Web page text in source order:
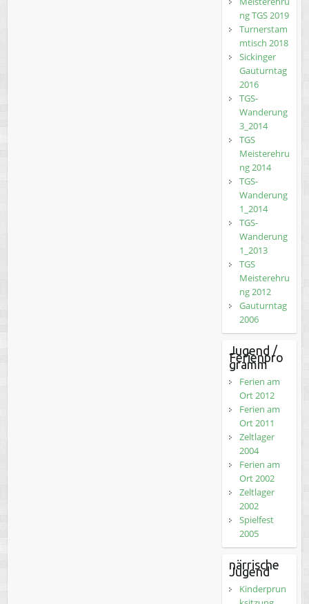
ng TGS 2019
Turnerstam
mtisch 2018
Sickinger
Gauturntag
2016
TGS-
Wanderung
3_2014
TGS
Meisterehru
ng 2014
TGS-
Wanderung
1_2014
TGS-
Wanderung
1_2013
TGS
Meisterehru
ng 2012
Gauturntag
2006
Jugend /
Ferienpro
gramm
Ferien am
Ort 2012
Ferien am
Ort 2011
Zeltlager
2004
Ferien am
Ort 2002
Zeltlager
2002
Spielfest
2005
närrische
Jugend
Kinderprun